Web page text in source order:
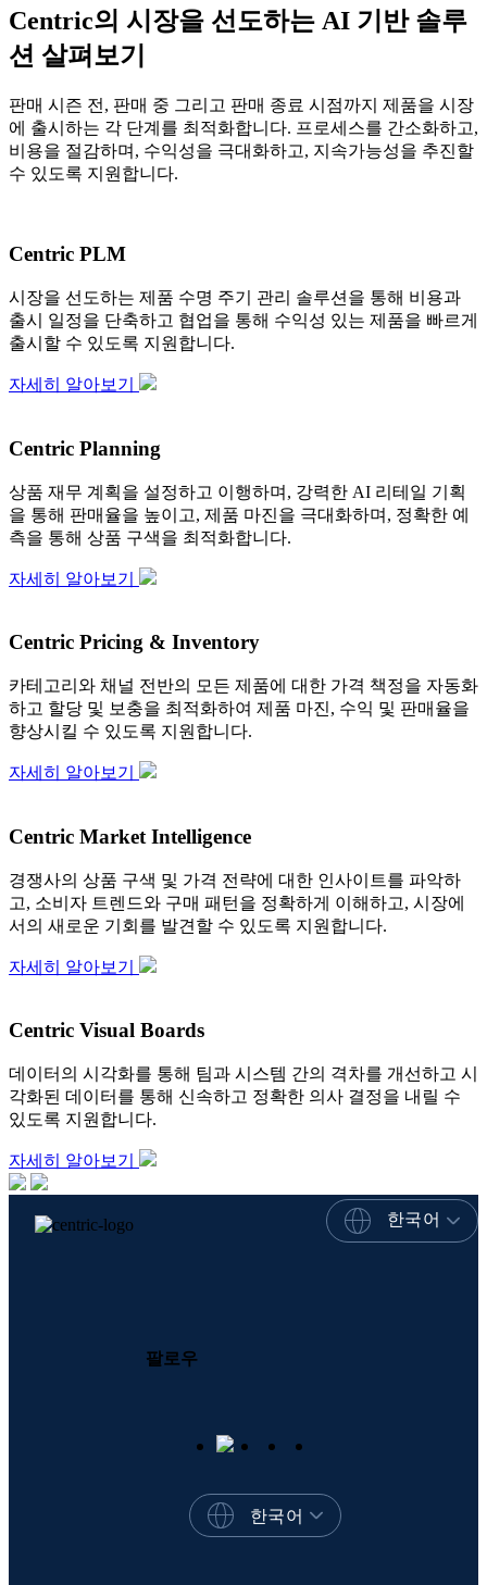
Centric의 시장을 선도하는 AI 기반 솔루
션 살펴보기
판매 시즌 전, 판매 중 그리고 판매 종료 시점까지 제품을 시장
에 출시하는 각 단계를 최적화합니다. 프로세스를 간소화하고,
비용을 절감하며, 수익성을 극대화하고, 지속가능성을 추진할
수 있도록 지원합니다.
Centric PLM
시장을 선도하는 제품 수명 주기 관리 솔루션을 통해 비용과
출시 일정을 단축하고 협업을 통해 수익성 있는 제품을 빠르게
출시할 수 있도록 지원합니다.
자세히 알아보기
Centric Planning
상품 재무 계획을 설정하고 이행하며, 강력한 AI 리테일 기획
을 통해 판매율을 높이고, 제품 마진을 극대화하며, 정확한 예
측을 통해 상품 구색을 최적화합니다.
자세히 알아보기
Centric Pricing & Inventory
카테고리와 채널 전반의 모든 제품에 대한 가격 책정을 자동화
하고 할당 및 보충을 최적화하여 제품 마진, 수익 및 판매율을
향상시킬 수 있도록 지원합니다.
자세히 알아보기
Centric Market Intelligence
경쟁사의 상품 구색 및 가격 전략에 대한 인사이트를 파악하
고, 소비자 트렌드와 구매 패턴을 정확하게 이해하고, 시장에
서의 새로운 기회를 발견할 수 있도록 지원합니다.
자세히 알아보기
Centric Visual Boards
데이터의 시각화를 통해 팀과 시스템 간의 격차를 개선하고 시
각화된 데이터를 통해 신속하고 정확한 의사 결정을 내릴 수
있도록 지원합니다.
자세히 알아보기
한국어
팔로우
한국어